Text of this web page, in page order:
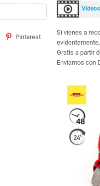
Pinterest
Si vienes a
Gratis a partir
Enviamos con